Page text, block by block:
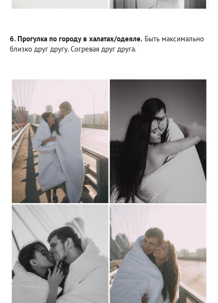
6. Прогулка по городу в халатах/одеяле. Быть максимально
близко друг другу. Согревая друг друга.